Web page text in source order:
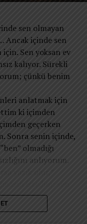
Teknoloji, insan
Sorun, teknolojinin
noktada başlıyor.
değildir. Dikkat,
Neye dikkat
Zamanınızı
verirsiniz. Ve
kim olduğunuzu
mücadelesi
çıkabilme
insanları, en
koruyabilenler
da oraya
sen olmayan
Ancak içinde sen
Sen yoksan ev
kalıyor. Sürekli
çünkü benim
anlatmak için
ki içimden
geçerken
Sonra senin içinde,
olmadığı
anlıyorum.
şey sensin ama sen
sanki dışımda